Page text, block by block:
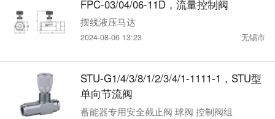
FPC-03/04/06-11D，流量控制阀
摆线液压马达
2024-08-06 13:23 无锡市
STU-G1/4/3/8/1/2/3/4/1-1111-1，STU型
单向节流阀
蓄能器专用安全截止阀 球阀 控制阀组